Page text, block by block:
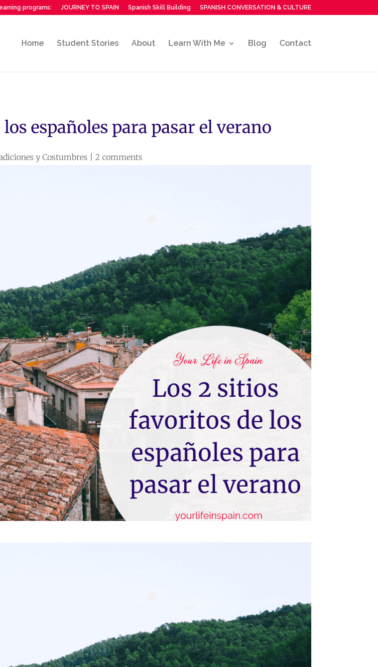
programs: JOURNEY TO SPAIN Spanish Skill Building SPANISH CONVERSATION & CULTURE
Home Student Stories About Learn With Me Blog Contact
españoles para pasar el verano
y Costumbres 2 comments